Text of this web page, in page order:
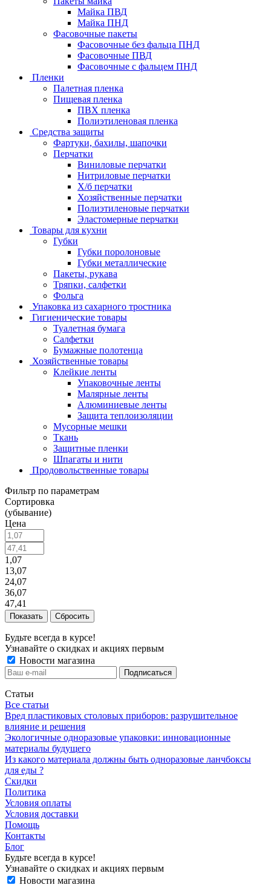
Майка ПВД
Майка ПНД
Фасовочные пакеты
Фасовочные без фальца ПНД
Фасовочные ПВД
Фасовочные с фальцем ПНД
Пленки
Палетная пленка
Пищевая пленка
ПВХ пленка
Полиэтиленовая пленка
Средства защиты
Фартуки, бахилы, шапочки
Перчатки
Виниловые перчатки
Нитриловые перчатки
Х/б перчатки
Хозяйственные перчатки
Полиэтиленовые перчатки
Эластомерные перчатки
Товары для кухни
Губки
Губки поролоновые
Губки металлические
Пакеты, рукава
Тряпки, салфетки
Фольга
Упаковка из сахарного тростника
Гигиенические товары
Туалетная бумага
Салфетки
Бумажные полотенца
Хозяйственные товары
Клейкие ленты
Упаковочные ленты
Малярные ленты
Алюминиевые ленты
Защита теплоизоляции
Мусорные мешки
Ткань
Защитные пленки
Шпагаты и нити
Продовольственные товары
Фильтр по параметрам
Сортировка
(убывание)
Цена
1,07
13,07
24,07
36,07
47,41
Сбросить
Будьте всегда в курсе!
Узнавайте о скидках и акциях первым
Новости магазина
Статьи
Все статьи
Вред пластиковых столовых приборов: разрушительное
влияние и решения
Экологичные одноразовые упаковки: инновационные
материалы будущего
Из какого материала должны быть одноразовые ланчбоксы
для еды ?
Скидки
Политика
Условия оплаты
Условия доставки
Помощь
Контакты
Блог
Будьте всегда в курсе!
Узнавайте о скидках и акциях первым
Новости магазина